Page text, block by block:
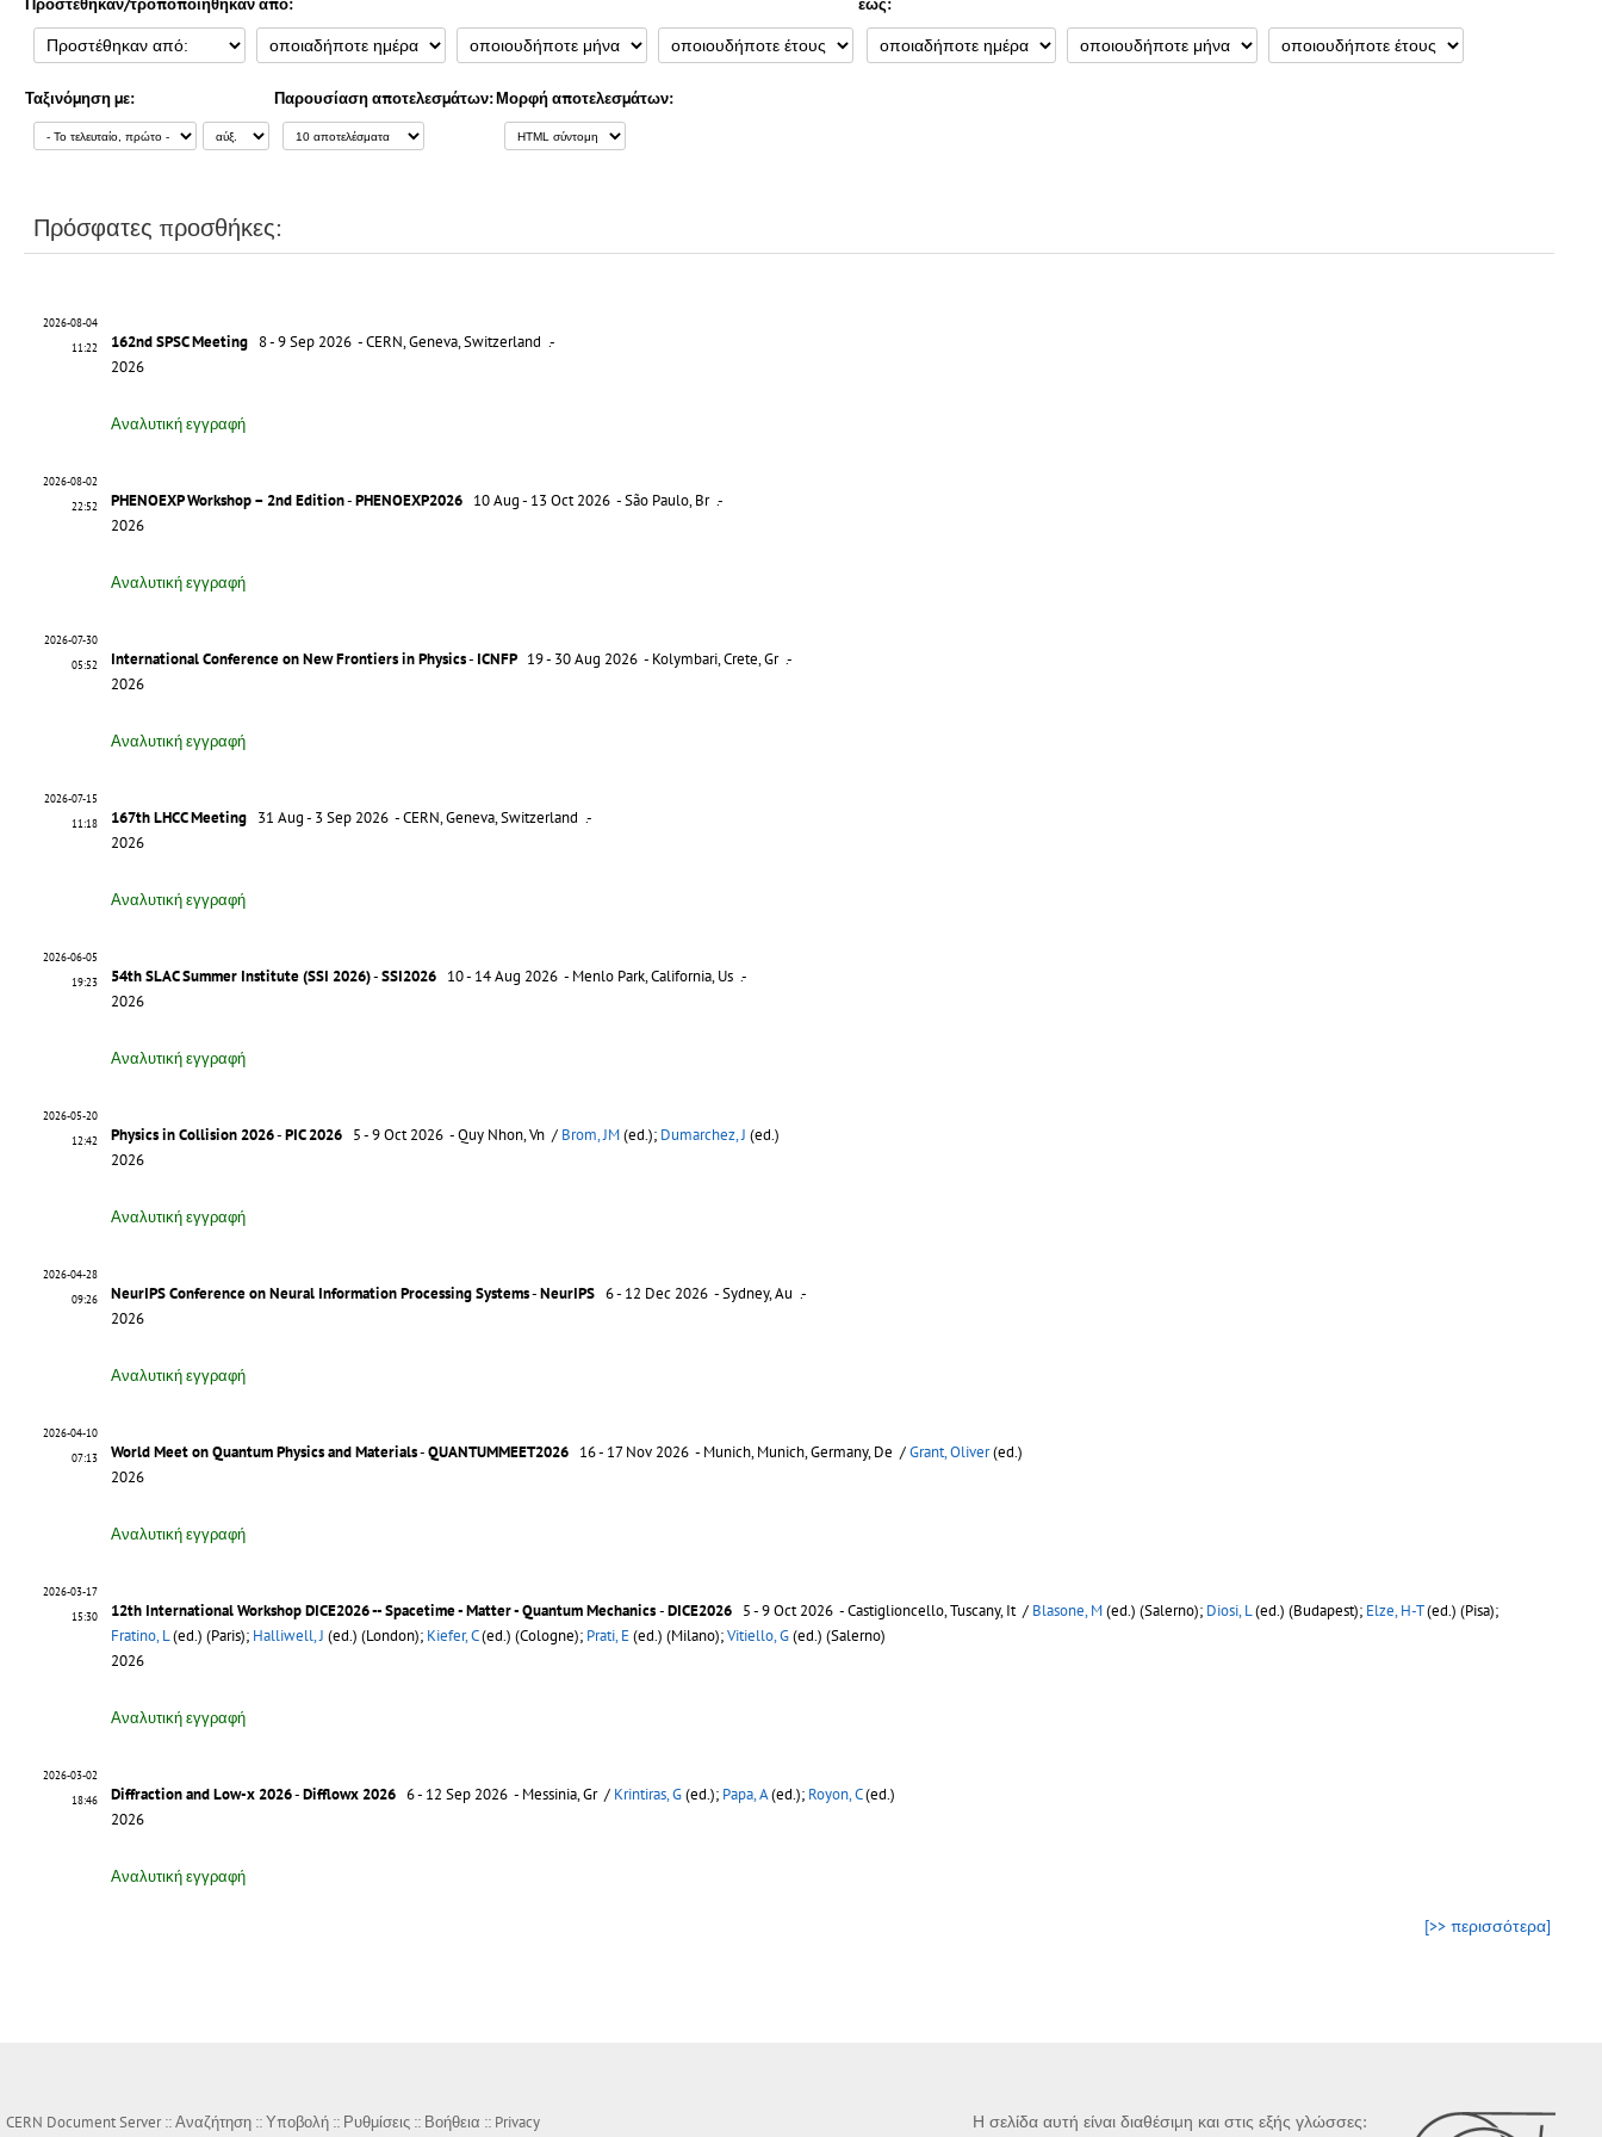
Προστέθηκαν/τροποποιήθηκαν από: έως:
Ταξινόμηση με: Παρουσίαση αποτελεσμάτων:Μορφή αποτελεσμάτων:
Πρόσφατες προσθήκες:
2026-08-04
11:22
162nd SPSC Meeting 8 - 9 Sep 2026 - CERN, Geneva, Switzerland .-
2026
Αναλυτική εγγραφή
2026-08-02
22:52
PHENOEXP Workshop – 2nd Edition-PHENOEXP2026 10 Aug - 13 Oct 2026 - São Paulo, Br .-
2026
Αναλυτική εγγραφή
2026-07-30
05:52
International Conference on New Frontiers in Physics- ICNFP 19 - 30 Aug 2026 - Kolymbari, Crete, Gr .-
2026
Αναλυτική εγγραφή
2026-07-15
11:18
167th LHCC Meeting 31 Aug - 3 Sep 2026 - CERN, Geneva, Switzerland .-
2026
Αναλυτική εγγραφή
2026-06-05
19:23
54th SLAC Summer Institute (SSI 2026)-SSI2026 10 - 14 Aug 2026 - Menlo Park, California, Us .-
2026
Αναλυτική εγγραφή
2026-05-20
12:42
Physics in Collision 2026-PIC 2026 5 - 9 Oct 2026 - Quy Nhon, Vn / Brom, JM(ed.); Dumarchez, J (ed.)
2026
Αναλυτική εγγραφή
2026-04-28
09:26
NeurIPS Conference on Neural Information Processing Systems-NeurIPS 6 - 12 Dec 2026 - Sydney, Au .-
2026
Αναλυτική εγγραφή
2026-04-10
07:13
World Meet on Quantum Physics and Materials-QUANTUMMEET2026 16 - 17 Nov 2026 - Munich, Munich, Germany, De /Grant, Oliver(ed.)
2026
Αναλυτική εγγραφή
2026-03-17
15:30
12th International Workshop DICE2026 -- Spacetime - Matter - Quantum Mechanics-DICE2026 5 - 9 Oct 2026 - Castiglioncello, Tuscany, It / Blasone, M(ed.) (Salerno); Diosi, L(ed.) (Budapest); Elze, H-T(ed.) (Pisa);
Fratino, L(ed.) (Paris); Halliwell, J (ed.) (London); Kiefer, C(ed.) (Cologne); Prati, E(ed.) (Milano);Vitiello, G(ed.) (Salerno)
2026
Αναλυτική εγγραφή
2026-03-02
18:46
Diffraction and Low-x 2026-Difflowx 2026 6 - 12 Sep 2026 - Messinia, Gr / Krintiras, G(ed.); Papa, A(ed.); Royon, C(ed.)
2026
Αναλυτική εγγραφή
[>> περισσότερα]
CERN Document Server ::Αναζήτηση ::Υποβολή :: Ρυθμίσεις :: Βοήθεια :: Privacy
Η σελίδα αυτή είναι διαθέσιμη και στις εξής γλώσσες: